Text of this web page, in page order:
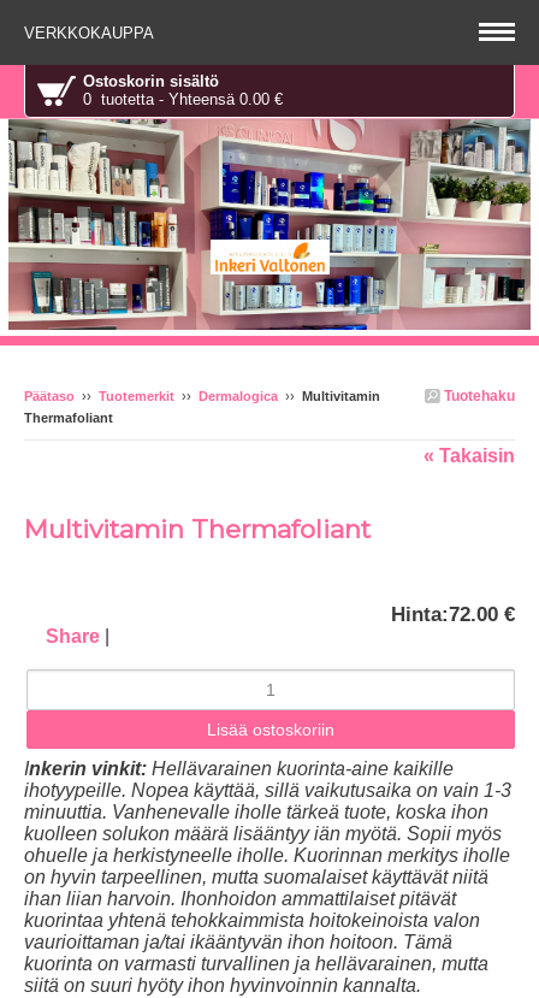
VERKKOKAUPPA
Ostoskorin sisältö
0 tuotetta - Yhteensä 0.00 €
Tuotehaku
Päätaso ›› Tuotemerkit ›› Dermalogica››
Multivitamin
Thermafoliant
« Takaisin
Multivitamin Thermafoliant
Share
Hinta:72.00 €
Inkerin vinkit: Hellävarainen kuorinta-aine kaikille
ihotyypeille. Nopea käyttää, sillä vaikutusaika on vain 1-3
minuuttia. Vanhenevalle iholle tärkeä tuote, koska ihon
kuolleen solukon määrä lisääntyy iän myötä. Sopii myös
ohuelle ja herkistyneelle iholle. Kuorinnan merkitys iholle
on hyvin tarpeellinen, mutta suomalaiset käyttävät niitä
ihan liian harvoin. Ihonhoidon ammattilaiset pitävät
kuorintaa yhtenä tehokkaimmista hoitokeinoista valon
vaurioittaman ja/tai ikääntyvän ihon hoitoon. Tämä
kuorinta on varmasti turvallinen ja hellävarainen, mutta
siitä on suuri hyöty ihon hyvinvoinnin kannalta.